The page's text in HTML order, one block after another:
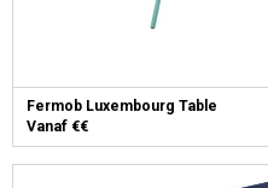
Fermob Luxembourg Table
Vanaf €€